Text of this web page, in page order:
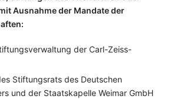
Ausnahme der Mandate der
der Carl-Zeiss-
Stiftungsrats des Deutschen
und der Staatskapelle Weimar GmbH